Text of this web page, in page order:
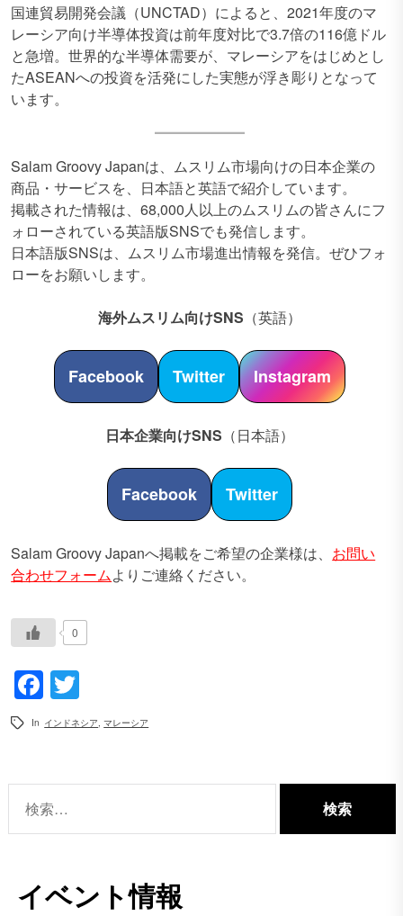
国連貿易開発会議（UNCTAD）によると、2021年度のマ
レーシア向け半導体投資は前年度対比で3.7倍の116億ドル
と急増。世界的な半導体需要が、マレーシアをはじめとし
たASEANへの投資を活発にした実態が浮き彫りとなって
います。
Salam Groovy Japanは、ムスリム市場向けの日本企業の
商品・サービスを、日本語と英語で紹介しています。
掲載された情報は、68,000人以上のムスリムの皆さんにフ
ォローされている英語版SNSでも発信します。
日本語版SNSは、ムスリム市場進出情報を発信。ぜひフォ
ローをお願いします。
海外ムスリム向けSNS （英語）
Facebook Twitter Instagram
日本企業向けSNS （日本語）
Facebook Twitter
Salam Groovy Japanへ掲載をご希望の企業様は、 お問い
合わせフォームよりご連絡ください。
0
Facebook
In インドネシア ,マレーシア
索:
イベント情報